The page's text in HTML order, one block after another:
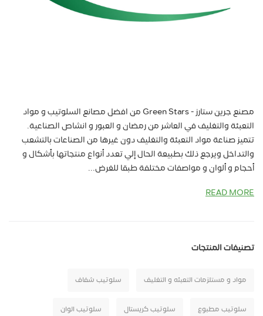
مصنع جرين ستارز - Green Stars من افضل مصانع السلوتيب و مواد
التعبئة والتغليف في العاشر من رمضان و العبور و انشاص الصناعية.
تتميز صناعة مواد التعبئة والتغليف دون غيرها من الصناعات بالتشعب
والتداخل ويرجع ذلك بطبيعة الحال إلي تعدد أنواع منتجاتها بأشكال و
أحجام و ألوان و مواصفات مختلفة طبقا للغرض...
READ MORE
تصنيفات المنتجات
مواد و مستلزمات التعبئه و التغليف سلوتيب شفاف
سلوتيب مطبوع سلوتيب كريستال سلوتيب الوان